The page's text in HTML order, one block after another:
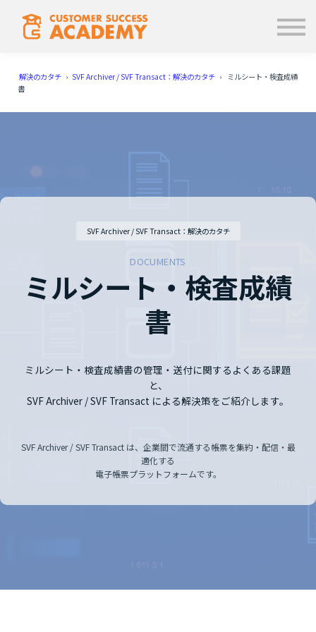
学ぶ
使い方
ログイン
解決のカタチ › SVF Archiver / SVF Transact：解決のカタチ › ミルシート・検査成績
書
SVF Archiver / SVF Transact：解決のカタチ
DOCUMENTS
ミルシート・検査成績
書
ミルシート・検査成績書の管理・送付に関するよくある課題
と、
SVF Archiver / SVF Transact による解決策をご紹介します。
SVF Archiver / SVF Transact は、企業間で流通する帳票を集約・配信・最
適化する
電子帳票プラットフォームです。